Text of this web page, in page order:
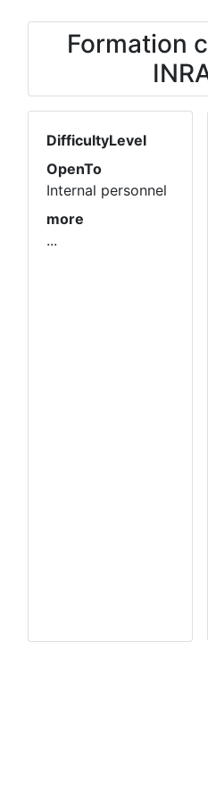
Formation
DifficultyLevel
OpenTo
Internal personnel
more
...